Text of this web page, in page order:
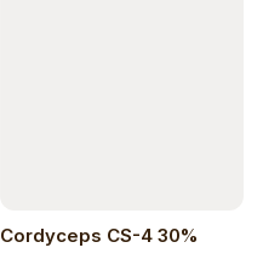
Cordyceps CS-4 30%